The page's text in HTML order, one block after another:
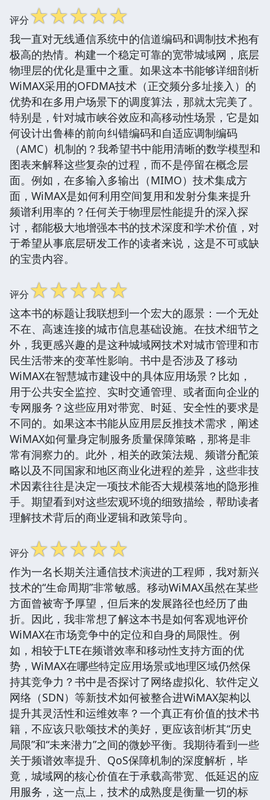
评分☆☆☆☆☆
我一直对无线通信系统中的信道编码和调制技术抱有
极高的热情。构建一个稳定可靠的宽带城域网，底层
物理层的优化是重中之重。如果这本书能够详细剖析
WiMAX采用的OFDMA技术（正交频分多址接入）的
优势和在多用户场景下的调度算法，那就太完美了。
特别是，针对城市峡谷效应和高移动性场景，它是如
何设计出鲁棒的前向纠错编码和自适应调制编码
（AMC）机制的？我希望书中能用清晰的数学模型和
图表来解释这些复杂的过程，而不是停留在概念层
面。例如，在多输入多输出（MIMO）技术集成方
面，WiMAX是如何利用空间复用和发射分集来提升
频谱利用率的？任何关于物理层性能提升的深入探
讨，都能极大地增强本书的技术深度和学术价值，对
于希望从事底层研发工作的读者来说，这是不可或缺
的宝贵内容。
评分☆☆☆☆☆
这本书的标题让我联想到一个宏大的愿景：一个无处
不在、高速连接的城市信息基础设施。在技术细节之
外，我更感兴趣的是这种城域网技术对城市管理和市
民生活带来的变革性影响。书中是否涉及了移动
WiMAX在智慧城市建设中的具体应用场景？比如，
用于公共安全监控、实时交通管理、或者面向企业的
专网服务？这些应用对带宽、时延、安全性的要求是
不同的。如果这本书能从应用层反推技术需求，阐述
WiMAX如何量身定制服务质量保障策略，那将是非
常有洞察力的。此外，相关的政策法规、频谱分配策
略以及不同国家和地区商业化进程的差异，这些非技
术因素往往是决定一项技术能否大规模落地的隐形推
手。期望看到对这些宏观环境的细致描绘，帮助读者
理解技术背后的商业逻辑和政策导向。
评分☆☆☆☆☆
作为一名长期关注通信技术演进的工程师，我对新兴
技术的“生命周期”非常敏感。移动WiMAX虽然在某些
方面曾被寄予厚望，但后来的发展路径也经历了曲
折。因此，我非常想了解这本书是如何客观地评价
WiMAX在市场竞争中的定位和自身的局限性。例
如，相较于LTE在频谱效率和移动性支持方面的优
势，WiMAX在哪些特定应用场景或地理区域仍然保
持其竞争力？书中是否探讨了网络虚拟化、软件定义
网络（SDN）等新技术如何被整合进WiMAX架构以
提升其灵活性和运维效率？一个真正有价值的技术书
籍，不应该只歌颂技术的美好，更应该剖析其“历史
局限”和“未来潜力”之间的微妙平衡。我期待看到一些
关于频谱效率提升、QoS保障机制的深度解析，毕
竟，城域网的核心价值在于承载高带宽、低延迟的应
用服务，这一点上，技术的成熟度是衡量一切的标